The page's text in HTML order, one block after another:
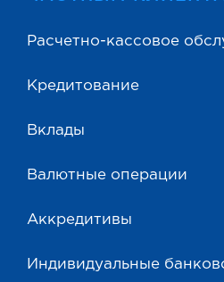
Расчетно-кассовое
Кредитование
Вклады
Валютные операции
Аккредитивы
Индивидуальные